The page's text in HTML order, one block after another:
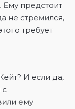
Ему предстоит
не стремился,
требует
И если да,
с
ему